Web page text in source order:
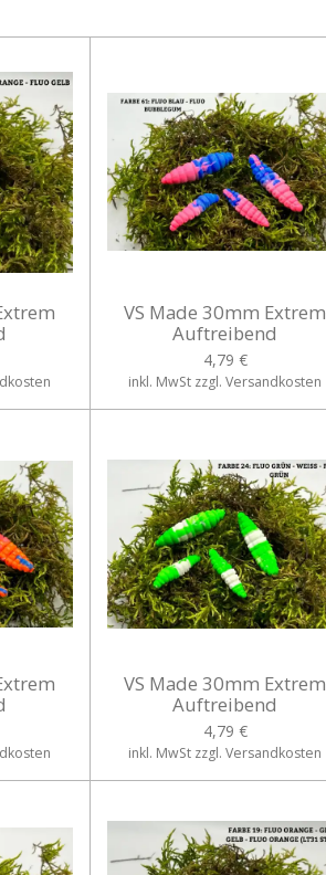
VS Made 30mm Extrem
Auftreibend
4,79 €
inkl. MwSt zzgl. Versandkosten
VS Made 30mm Extrem
Auftreibend
4,79 €
inkl. MwSt zzgl. Versandkosten